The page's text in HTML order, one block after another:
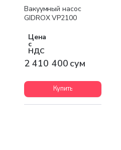
Бесплатная доставка
Вакуумный насос
GIDROX VP2100
Цена
с
НДС
2 410 400 сум
Купить